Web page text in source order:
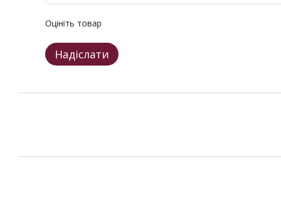
Оцініть товар
Надіслати